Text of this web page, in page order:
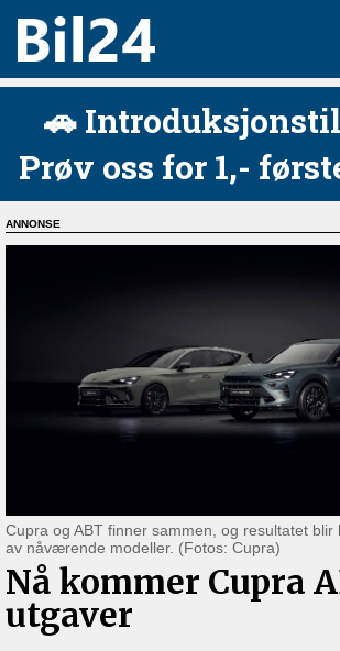
🚗
Prøv oss for 1,-
Cupra og ABT finner sammen, og resultatet
av nåværende modeller. (Fotos: Cupra)
Nå kommer Cupra
utgaver